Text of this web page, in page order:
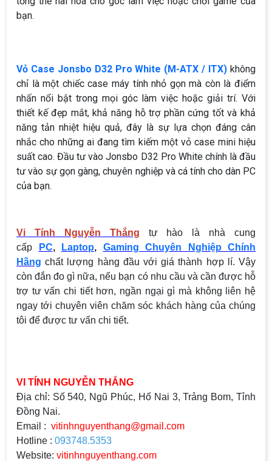
bạn.
Vỏ Case Jonsbo D32 Pro White (M-ATX / ITX) không
chỉ là một chiếc case máy tính nhỏ gọn mà còn là điểm
nhấn nổi bật trong mọi góc làm việc hoặc giải trí. Với
thiết kế đẹp mắt, khả năng hỗ trợ phần cứng tốt và khả
năng tản nhiệt hiệu quả, đây là sự lựa chọn đáng cân
nhắc cho những ai đang tìm kiếm một vỏ case mini hiệu
suất cao. Đầu tư vào Jonsbo D32 Pro White chính là đầu
tư vào sự gọn gàng, chuyên nghiệp và cá tính cho dàn PC
của bạn.
Vi Tính Nguyễn Thắng tự hào là nhà cung
cấp
PC, Laptop, Gaming Chuyên Nghiệp Chính
Hãng chất lượng hàng đầu với giá thành hợp lí. Vậy
còn đắn đo gì nữa, nếu bạn có nhu cầu và cần được hỗ
trợ tư vấn chi tiết hơn, ngần ngại gì mà không liên hệ
ngay tới chuyên viên chăm sóc khách hàng của chúng
tôi để được tư vấn chi tiết.
VI TÍNH NGUYỄN THẮNG
Địa chỉ: Số 540, Ngũ Phúc, Hố Nai 3, Trảng Bom, Tỉnh
Đồng Nai.
Email : vitinhnguyenthang@gmail.com
Hotline : 093748.5353
Website: vitinhnguyenthang.com